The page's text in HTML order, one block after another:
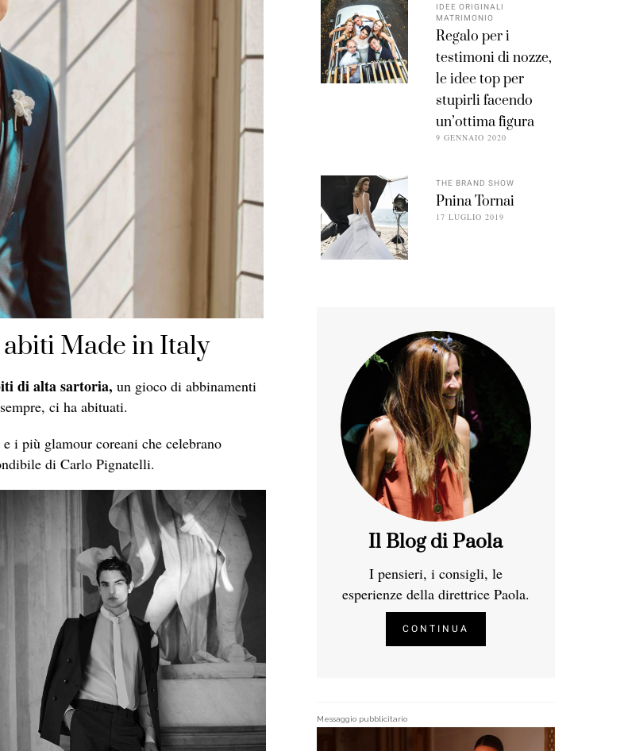
Made in Italy
di alta sartoria, un gioco di abbinamenti
ci ha abituati.
i più glamour coreani che celebrano
di Carlo Pignatelli.
IDEE ORIGINALI
MATRIMONIO
Regalo per i
testimoni di nozze,
le idee top per
stupirli facendo
un’ottima figura
9 GENNAIO 2020
THE BRAND SHOW
Pnina Tornai
17 LUGLIO 2019
Il Blog di Paola
I pensieri, i consigli, le
esperienze della direttrice Paola.
CONTINUA
Messaggio pubblicitario